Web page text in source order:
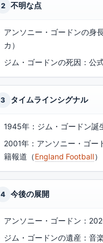
2 不明な点
アンソニー・ゴードンの身
カ）
ジム・ゴードンの死因：公
3 タイムラインシグナル
1945年：ジム・ゴードン
2001年：アンソニー・ゴ
籍報道（England Football）
4 今後の展開
アンソニー・ゴードン：
ジム・ゴードンの遺産：音